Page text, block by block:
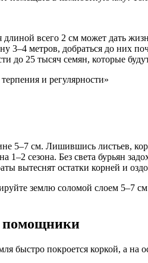
всего 2 см может дать
метров, добраться до них
до 25 тысяч семян, которые
и регулярности»
5–7 см. Лишившись листьев,
сезона. Без света бурьян
вытеснят остатки корней и
землю соломой слоем 5–7
помощники
быстро покроется коркой, а на